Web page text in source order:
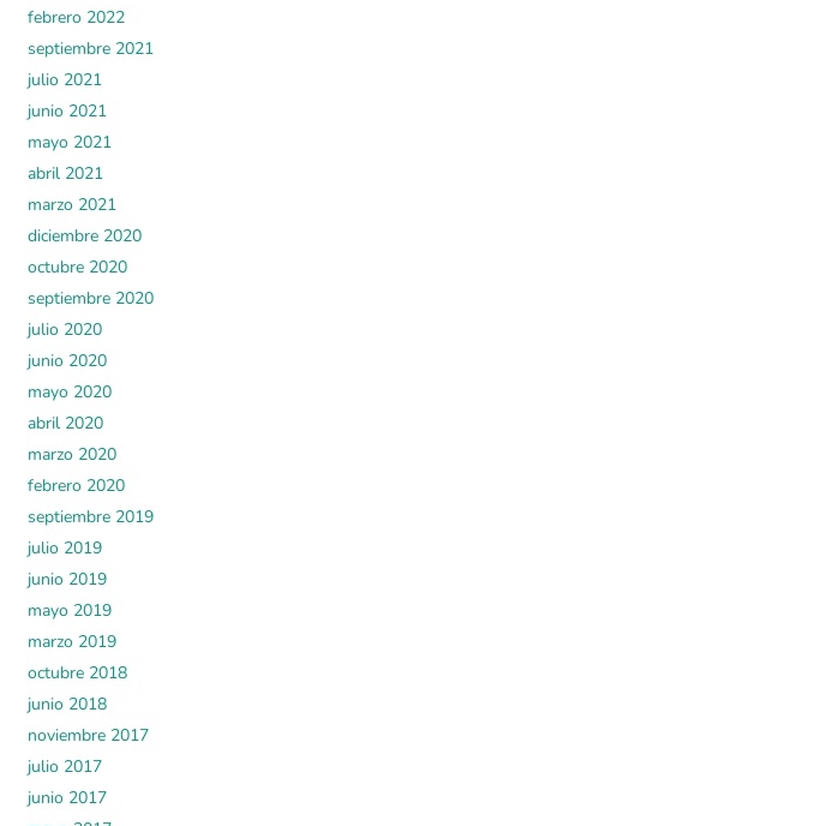
febrero 2022
septiembre 2021
julio 2021
junio 2021
mayo 2021
abril 2021
marzo 2021
diciembre 2020
octubre 2020
septiembre 2020
julio 2020
junio 2020
mayo 2020
abril 2020
marzo 2020
febrero 2020
septiembre 2019
julio 2019
junio 2019
mayo 2019
marzo 2019
octubre 2018
junio 2018
noviembre 2017
julio 2017
junio 2017